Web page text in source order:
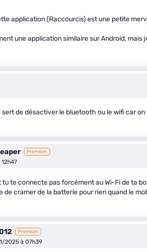
application (Raccourcis) est une petite
une application similaire sur Android, mais
de désactiver le bluetooth ou le wifi car
Premium
te connecte pas forcément au Wi-Fi de ta
de cramer de la batterie pour rien quand le
Premium
2025 à 07h39